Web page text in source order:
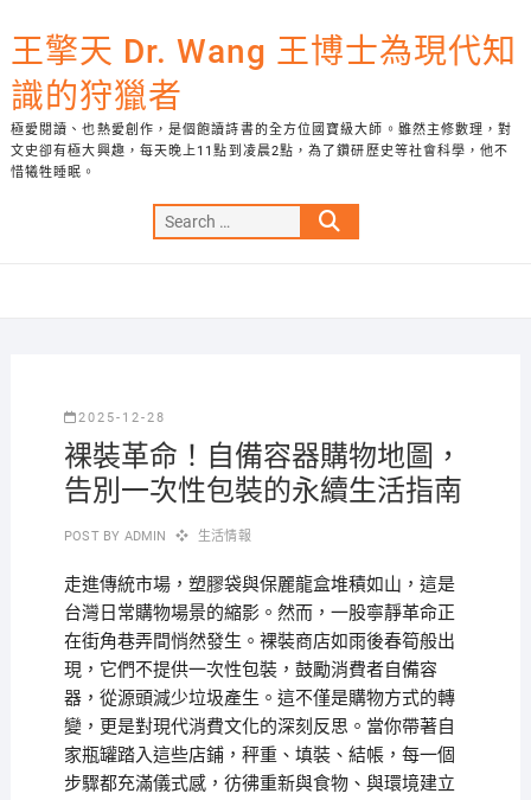
to
content
王擎天 Dr. Wang 王博士為現代知
識的狩獵者
極愛閱讀、也熱愛創作，是個飽讀詩書的全方位國寶級大師。雖然主修數理，對
文史卻有極大興趣，每天晚上11點到凌晨2點，為了鑽研歷史等社會科學，他不
惜犧牲睡眠。
Search
…
2025-12-28
裸裝革命！自備容器購物地圖，
告別一次性包裝的永續生活指南
POST BY ADMIN 生活情報
走進傳統市場，塑膠袋與保麗龍盒堆積如山，這是
台灣日常購物場景的縮影。然而，一股寧靜革命正
在街角巷弄間悄然發生。裸裝商店如雨後春筍般出
現，它們不提供一次性包裝，鼓勵消費者自備容
器，從源頭減少垃圾產生。這不僅是購物方式的轉
變，更是對現代消費文化的深刻反思。當你帶著自
家瓶罐踏入這些店鋪，秤重、填裝、結帳，每一個
步驟都充滿儀式感，彷彿重新與食物、與環境建立